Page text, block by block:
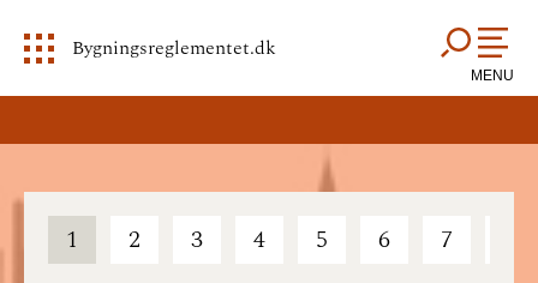
Bygningsreglementet.dk
MENU
1 2 3 4 5 6 7